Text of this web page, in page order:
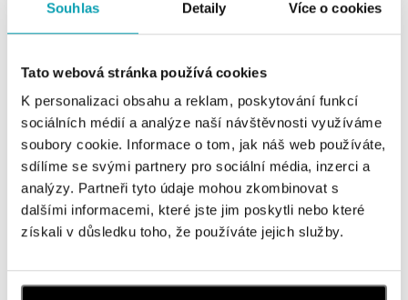
Souhlas Detaily Více o cookies
Tato webová stránka používá cookies
K personalizaci obsahu a reklam, poskytování funkcí
sociálních médií a analýze naší návštěvnosti využíváme
soubory cookie. Informace o tom, jak náš web používáte,
sdílíme se svými partnery pro sociální média, inzerci a
analýzy. Partneři tyto údaje mohou zkombinovat s
dalšími informacemi, které jste jim poskytli nebo které
získali v důsledku toho, že používáte jejich služby.
ALO BUTIKY
Všechny Česko Slovensko